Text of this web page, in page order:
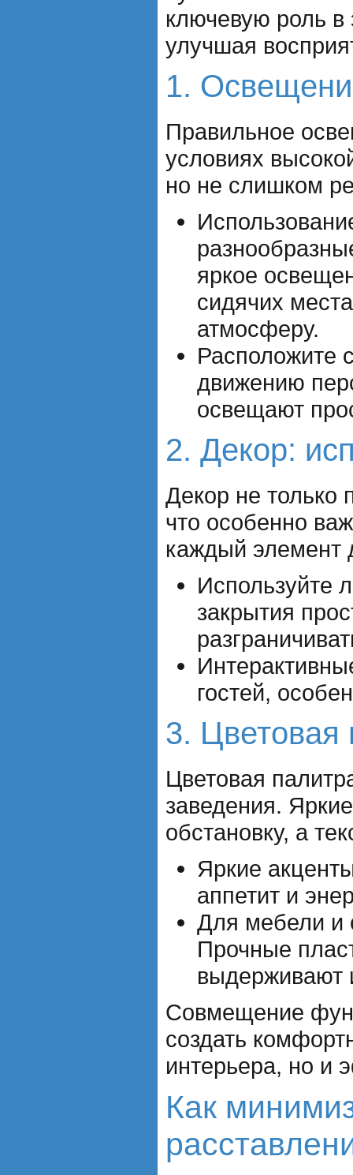
ключевую роль в
улучшая
1.
Правильное
условиях
но не слишком
яркое
сидячих
атмосферу.
Расположите
движению
освещают
2. Декор:
Декор не только
что особенно
каждый элемент
Используйте
закрытия
гостей,
3. Цветовая
Цветовая
заведения.
обстановку, а
Яркие
аппетит и
Для мебели и
Прочные
выдерживают
Совмещение
создать
интерьера, но и
Как